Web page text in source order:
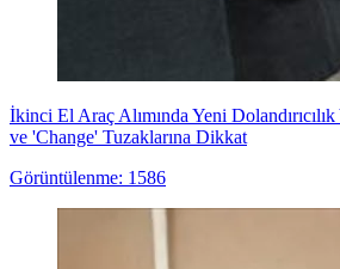
İkinci El Araç Alımında Yeni
ve 'Change' Tuzaklarına Dikkat
Görüntülenme: 1586